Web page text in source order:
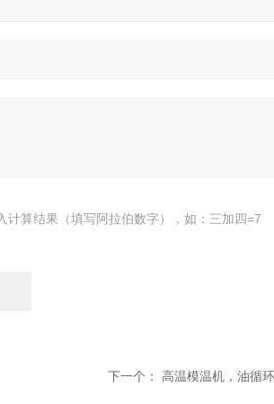
计算结果（填写阿拉伯数字），如：三加四=7
下一个： 高温模温机，油循